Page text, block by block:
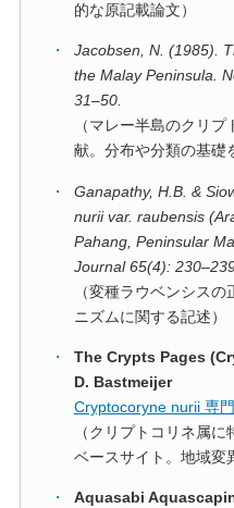
的な原記載論文）
・
Jacobsen, N. (1985).
the Malay Peninsula.
31–50.
（マレー半島のクリ
献。分布や分類の基礎
・
Ganapathy, H.B. &
nurii var. raubensis
Pahang, Peninsular
Journal 65(4):
（変種ラウベンシス
ニズムに関する記述）
・
The Crypts Pages
D. Bastmeijer
Cryptocoryne nurii 専
（クリプトコリネ属
ベースサイト。地域変
・
Aquasabi